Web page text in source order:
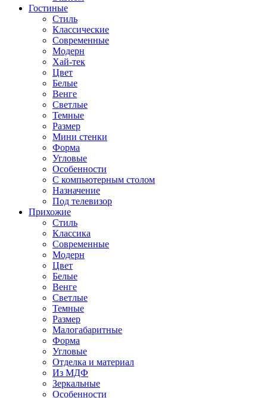
Гостиные
Стиль
Классические
Современные
Модерн
Хай-тек
Цвет
Белые
Венге
Светлые
Темные
Размер
Мини стенки
Форма
Угловые
Особенности
С компьютерным столом
Назначение
Под телевизор
Прихожие
Стиль
Классика
Современные
Модерн
Цвет
Белые
Венге
Светлые
Темные
Размер
Малогабаритные
Форма
Угловые
Отделка и материал
Из МДФ
Зеркальные
Особенности